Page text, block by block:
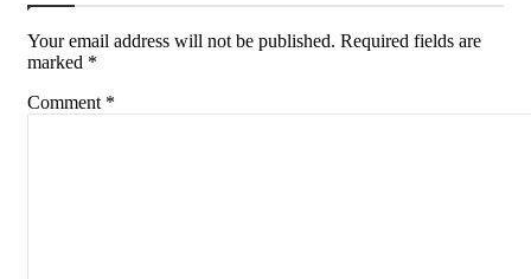
Your email address will not be published. Required fields are
marked *
Comment *